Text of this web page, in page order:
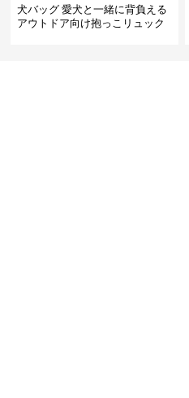
犬バッグ 愛犬と一緒に背負える
アウトドア向け抱っこリュック